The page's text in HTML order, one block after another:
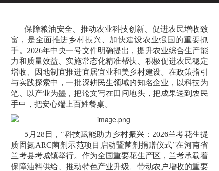
保障粮油安全、推动农业科技创新、促进农民增收致
富，是全面推进乡村振兴、加快建设农业强国的重要抓
手。2026年中央一号文件明确提出，提升农业综合生产能
力和质量效益、实施常态化精准帮扶、积极促进农民稳定
增收、因地制宜推进宜居宜业和美乡村建设。在政策指引
与实践探索中，一批深耕民生领域的知名企业，以科技为
笔、以产业为墨，把论文写在田间地头，把成果送到农民
手中，把安心端上百姓餐桌。
5月28日，“科技赋能助力乡村振兴：2026兰考花生提
质固氮ARC菌剂示范项目启动暨菌剂捐赠仪式”在河南省
兰考县考城镇举行。作为全国重要花生产区，兰考承载着
保障油料供给、推动特色产业升级、带动农户增收的重要